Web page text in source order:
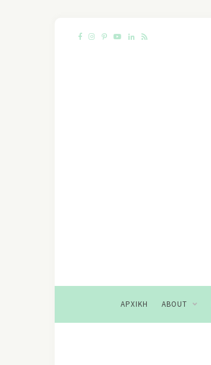
ΑΡΧΙΚΉ ABOUT